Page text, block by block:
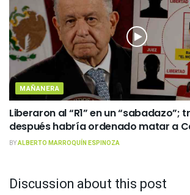
MAÑANERA
Liberaron al “R1” en un “sabadazo”;
después habría ordenado matar a
BYALBERTO MARROQUÍN ESPINOZA
Discussion about this post